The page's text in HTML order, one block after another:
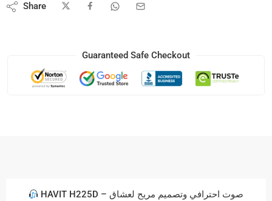
Share
Guaranteed Safe Checkout
HAVIT H225D – صوت احترافي وتصميم مريح لعشاق